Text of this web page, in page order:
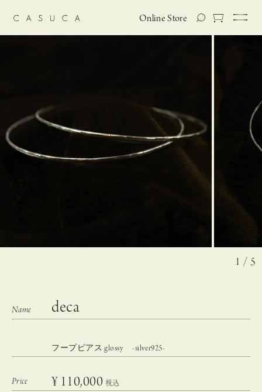
Online Store
1 / 5
deca
フープピアス glossy -silver925-
¥ 110,000 税込